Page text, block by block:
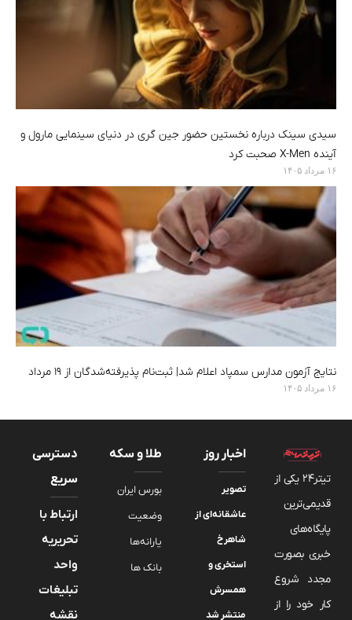
سیدی سینک درباره نخستین حضور جین گری در دنیای سینمایی مارول و
آینده X-Men صحبت کرد
۱۶ مرداد ۱۴۰۵
نتایج آزمون مدارس سمپاد اعلام شد| ثبت‌نام پذیرفته‌شدگان از ۱۹ مرداد
۱۶ مرداد ۱۴۰۵
تیتر24 یکی از
قدیمی‌ترین
پایگاه‌های
خبری بصورت
مجدد شروع
کار خود را از
اخبار روز
تصویر
عاشقانه‌ای از
شاهرخ
استخری و
همسرش
منتشر شد
طلا و سکه
بورس ایران
وضعیت
یارانه‌ها
بانک ها
دسترسی
سریع
ارتباط با
تحریریه
واحد
تبلیغات
نقشه